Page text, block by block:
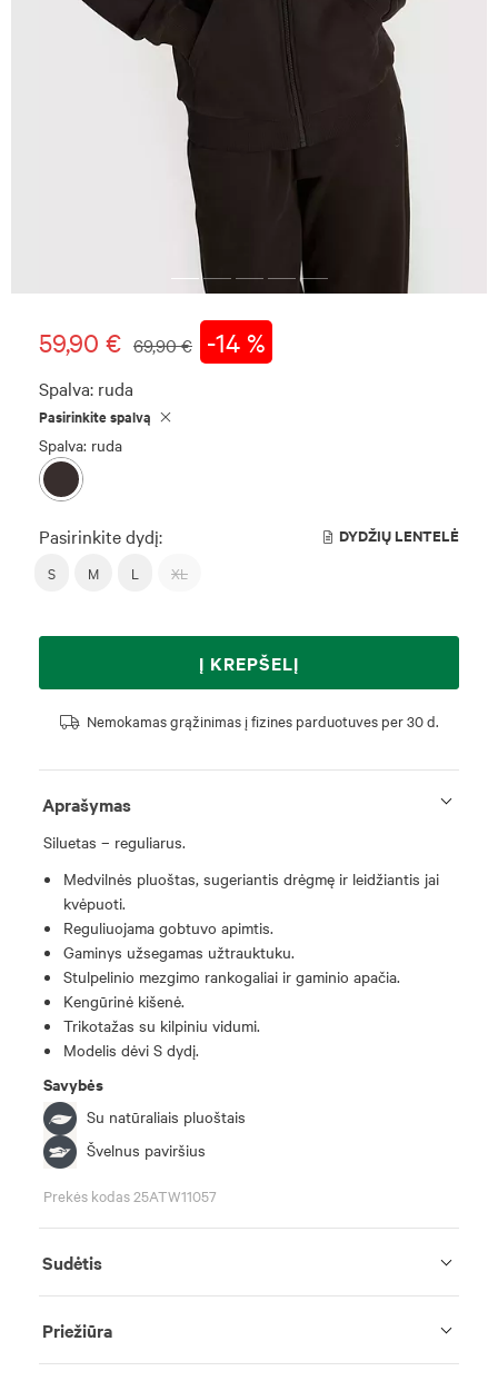
59,90 € 69,90 € -14 %
Spalva: ruda
Pasirinkite spalvą
Spalva: ruda
Pasirinkite dydį: DYDŽIŲ LENTELĖ
S M L XL
Į KREPŠELĮ
Nemokamas grąžinimas į fizines parduotuves per 30 d.
Aprašymas
Siluetas – reguliarus.
Medvilnės pluoštas, sugeriantis drėgmę ir leidžiantis jai
kvėpuoti.
Reguliuojama gobtuvo apimtis.
Gaminys užsegamas užtrauktuku.
Stulpelinio mezgimo rankogaliai ir gaminio apačia.
Kengūrinė kišenė.
Trikotažas su kilpiniu vidumi.
Modelis dėvi S dydį.
Savybės
Su natūraliais pluoštais
Švelnus paviršius
Prekės kodas 25ATW11057
Sudėtis
Priežiūra